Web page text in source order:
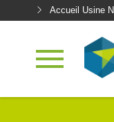
Accueil Usine